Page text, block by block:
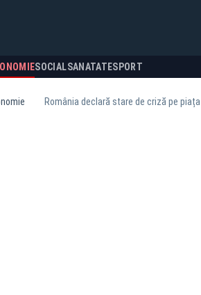
SOCIALSANATATESPORT
România declară stare de criză pe